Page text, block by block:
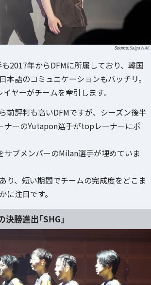
Saiga NAK
2017年からDFMに所属しており、韓国
本語のコミュニケーションもバッチリ。
ヤーがチームを牽引します。
前評判も高いDFMですが、シーズン後半
ナーのYutapon選手がtopレーナーにポ
ブメンバーのMilan選手が埋めていま
り、短い期間でチームの完成度をどこま
に注目です。
勝進出「SHG」